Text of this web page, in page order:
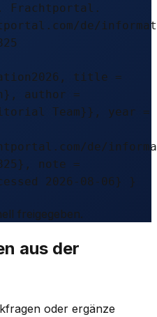
Frachtportal.
de/
title =
author =
Team}}, year =
de/
note =
2026-08-06} }
freigegeben.
aus der
oder ergänze